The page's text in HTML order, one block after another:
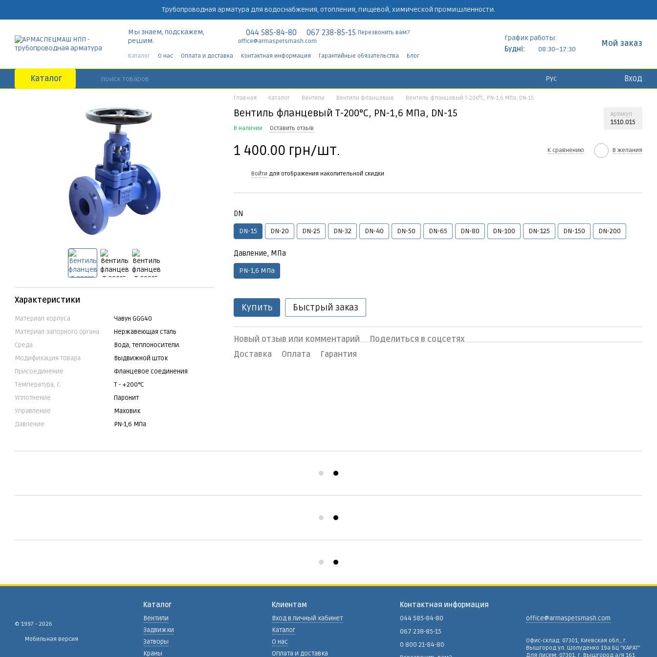
Трубопроводная арматура для водоснабжения, отопления, пищевой, химической промишленности.
Мы знаем, подскажем,
решим.
044 585-84-80 067 238-85-15 Перезвонить вам?
office@armaspetsmash.com
Каталог
О нас Оплата и доставка Контактная информация Гарантийные обязательства Блог
График работы:
Будні:
08:30–17:30
Мой заказ
Каталог Рус Вход
Характеристики
Материал корпуса
Чавун GGG40
Материал запорного органа
Нержавеющая сталь
Среда
Вода, теплоносители.
Модификация товара
Выдвижной шток
Присоединение
Фланцевое соединения
Температура, С
Т - +200°C
Уплотнение
Паронит
Управление
Маховик
Давление
PN-1,6 МПа
Главная Каталог Вентили Вентили фланцевые Вентиль фланцевый Т-200°C, PN-1,6 МПа, DN-15
Вентиль фланцевый Т-200°C, PN-1,6 МПа, DN-15 Артикул
1510.015
В наличии Оставить отзыв
1 400.00 грн/шт. К сравнению В желания
Войти для отображения накопительной скидки
DN
DN-15 DN-20 DN-25 DN-32 DN-40 DN-50 DN-65 DN-80 DN-100 DN-125 DN-150 DN-200
Давление, МПа
PN-1,6 МПа
Купить Быстрый заказ
Новый отзыв или комментарий
Поделиться в соцсетях
Доставка
Оплата Гарантия
© 1997 - 2026
Мобильная версия
Каталог
Вентили
Задвижки
Затворы
Краны
Клиентам
Вход в личный кабинет
Каталог
О нас
Оплата и доставка
Контактная информация
044 585-84-80
067 238-85-15
0 800 21-84-80
office@armaspetsmash.com
Офис-склад: 07301, Киевская обл., г.
Вышгород ул. Шолуденко 19а БЦ "КАРАТ"
Для писем: 07301, г. Вышгород а/я 161